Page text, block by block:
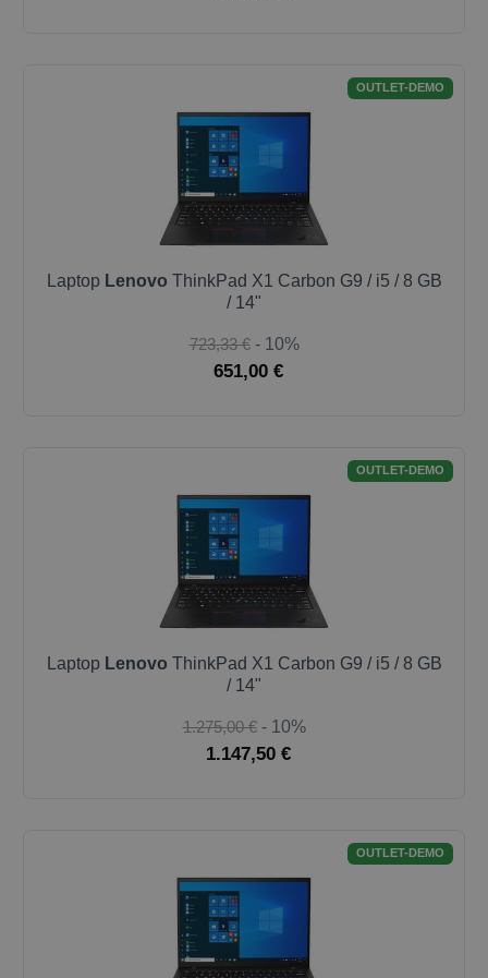
OUTLET-DEMO
Laptop Lenovo ThinkPad X1 Carbon G9 / i5 / 8 GB
/ 14"
723,33 € - 10%
651,00 €
OUTLET-DEMO
Laptop Lenovo ThinkPad X1 Carbon G9 / i5 / 8 GB
/ 14"
1.275,00 € - 10%
1.147,50 €
OUTLET-DEMO